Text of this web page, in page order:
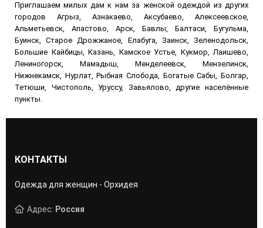
Приглашаем милых дам к нам за женской одеждой из других
городов Агрыз, Азнакаево, Аксубаево, Алексеевское,
Альметьевск, Апастово, Арск, Бавлы, Балтаси, Бугульма,
Буинск, Старое Дрожжаное, Елабуга, Заинск, Зеленодольск,
Большие Кайбицы, Казань, Камское Устье, Кукмор, Лаишево,
Лениногорск, Мамадыш, Менделеевск, Мензелинск,
Нижнекамск, Нурлат, Рыбная Слобода, Богатые Сабы, Болгар,
Тетюши, Чистополь, Уруссу, Завьялово, другие населённые
пункты.
КОНТАКТЫ
Одежда для женщин - Орхидея
Адрес: Россия